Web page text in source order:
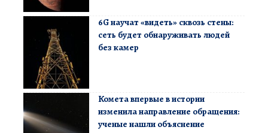
6G научат «видеть» сквозь стены:
сеть будет обнаруживать людей
без камер
Комета впервые в истории
изменила направление обращения:
ученые нашли объяснение